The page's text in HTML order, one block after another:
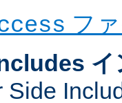
フ
イ
Side